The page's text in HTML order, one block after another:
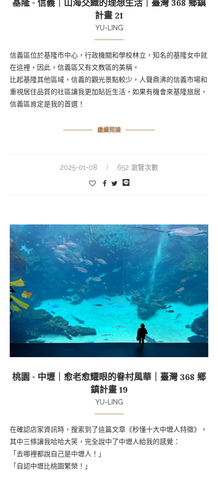
基隆 ◦ 信義｜山海交織的理想生活｜臺灣 368 鄉鎮
計畫 21
YU-LING
信義區位於基隆市中心，行政機關和學校林立，知名的基隆女中就
在這裡，因此，信義區又有文教區的美稱。
比起基隆其他區域，信義的觀光景點較少，人聲鼎沸的信義市場和
重視居住品質的社區讓我更加貼近生活，如果有機會來基隆旅居，
信義區肯定是我的首選！
繼續閱讀
2025-01-08 652 瀏覽次數
桃園 ◦ 中壢｜愈老愈耀眼的眷村風華｜臺灣 368 鄉
鎮計畫 19
YU-LING
在確認店家資訊時，搜索到了這篇文章《秒懂十大中壢人特徵》，
其中三條讓我哈哈大笑，完全說中了中壢人給我的感覺：
「去哪裡都說自己是中壢人！」
「自認中壢比桃園繁榮！」